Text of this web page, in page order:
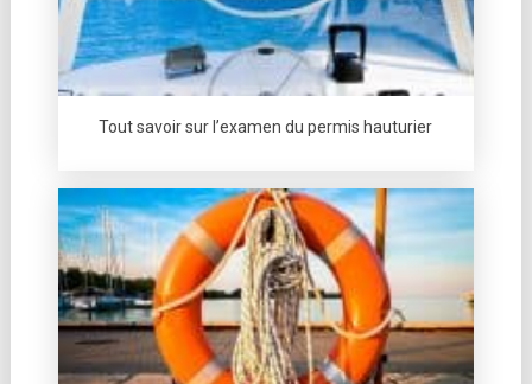
Tout savoir sur l’examen du permis hauturier